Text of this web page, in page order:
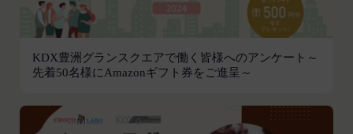
KDX豊洲グランスクエアで働く皆様へのアンケート～
先着50名様にAmazonギフト券をご進呈～
イトにアクセスすることによって当該通知を閲覧す
ることが可能となったときをもって会員への通知が
完了したものとみなします。
第12条（取得情報の取り扱い）
当社は、会員が本サービスの登録その他一切の利用
の過程において、当社が取得した情報の取り扱い
は、プライバシーポリシーの定めによるものとし、